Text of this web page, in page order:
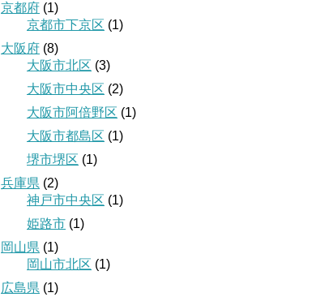
京都府 (1)
京都市下京区 (1)
大阪府 (8)
大阪市北区 (3)
大阪市中央区 (2)
大阪市阿倍野区 (1)
大阪市都島区 (1)
堺市堺区 (1)
兵庫県 (2)
神戸市中央区 (1)
姫路市 (1)
岡山県 (1)
岡山市北区 (1)
広島県 (1)